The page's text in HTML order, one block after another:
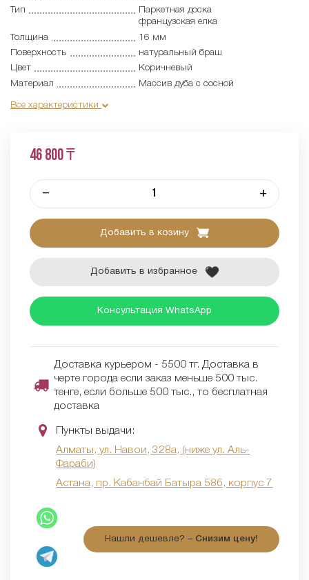
Тип
Паркетная доска
французская елка
Толщина
16 мм
Поверхность
натуральный браш
Цвет
Коричневый
Материал
Массив дуба с сосной
Все характеристики
46 800 ₸
– +
Добавить в козину
Добавить в избранное
Консультация WhatsApp
Доставка курьером - 5500 тг. Доставка в
черте города если заказ меньше 500 тыс.
тенге, если больше 500 тыс., то бесплатная
доставка
Пункты выдачи:
Алматы, ул. Навои, 328а, (ниже ул. Аль-
Фараби)
Астана, пр. Кабанбай Батыра 58б, корпус 7
Нашли дешевле? – Снизим цену!